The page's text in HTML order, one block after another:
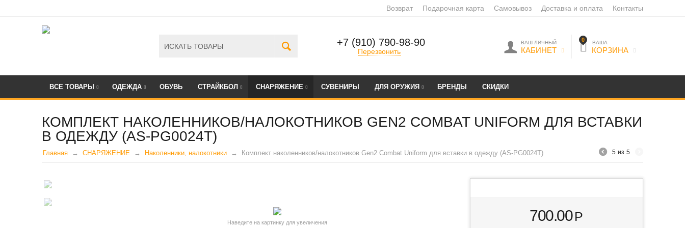
Возврат Подарочная карта Самовывоз Доставка и оплата Контакты
+7 (910) 790-98-90
Перезвонить
0 ВАША
КОРЗИНА
ВАШ ЛИЧНЫЙ
КАБИНЕТ
ВСЕ ТОВАРЫ ОДЕЖДА ОБУВЬ СТРАЙКБОЛ СНАРЯЖЕНИЕ СУВЕНИРЫ ДЛЯ ОРУЖИЯ БРЕНДЫ СКИДКИ
КОМПЛЕКТ НАКОЛЕННИКОВ/НАЛОКОТНИКОВ GEN2 COMBAT UNIFORM ДЛЯ ВСТАВКИ
В ОДЕЖДУ (AS-PG0024T)
Главная СНАРЯЖЕНИЕ Наколенники, налокотники Комплект наколенников/налокотников Gen2 Combat Uniform для вставки в одежду (AS-PG0024T) 5 из 5
Наведите на картинку для увеличения 700.00 Р